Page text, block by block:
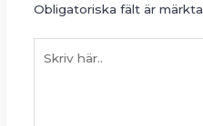
Obligatoriska fält är märkta